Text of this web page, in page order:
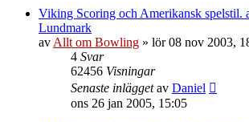
Viking Scoring och Amerikansk spelstil.
Lundmark
av Allt om Bowling » lör 08 nov 2003,
4 Svar
62456 Visningar
Senaste inläggetav Daniel
ons 26 jan 2005, 15:05